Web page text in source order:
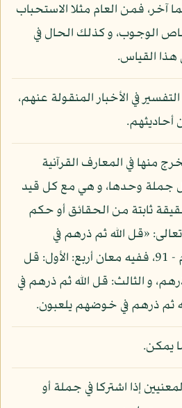
فمن العام مثلا الاستحباب
الوجوب، و كذلك الحال في
هذا القياس.
في الأخبار المنقولة عنهم،
منها في المعارف القرآنية
جملة وحدها، و هي مع كل قيد
ثابتة من الحقائق أو حكم
«قل الله ثم ذرهم في
خوضهم يلعبون»: الأنعام - 91، ففيه معان أربع: الأول: قل
ذرهم، و الثالث: قل الله ثم ذرهم في
ثم ذرهم في خوضهم يلعبون.
يمكن.
إذا اشتركا في جملة أو